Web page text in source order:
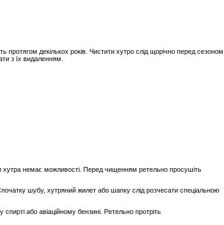
декількох років. Чистити хутро слід щорічно перед сезоном
з їх видаленням.
хутра немає можливості. Перед чищенням ретельно просушіть
шубу, хутряний жилет або шапку слід розчесати спеціальною
або авіаційному бензині. Ретельно протріть